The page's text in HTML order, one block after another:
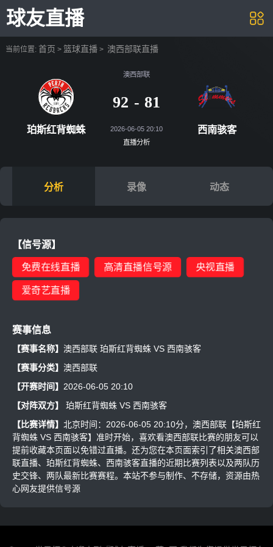
球友直播
当前位置: 首页 > 篮球直播> 澳西部联直播
92
分析 录像 动态
【信号源】
免费在线直播 高清直播信号源 央视直播
爱奇艺直播
赛事信息
【赛事名称】 澳西部联 珀斯红背蜘蛛 VS 西南骇客
【赛事分类】 澳西部联
【开赛时间】 2026-06-05 20:10
【对阵双方】
珀斯红背蜘蛛 VS 西南骇客
【比赛详情】 北京时间：2026-06-05 20:10分，澳西部联【珀斯红
背蜘蛛 VS 西南骇客】准时开始，喜欢看澳西部联比赛的朋友可以
提前收藏本页面以免错过直播。还为您在本页面索引了相关澳西部
联直播、珀斯红背蜘蛛、西南骇客直播的近期比赛列表以及两队历
史交锋、两队最新比赛赛程。本站不参与制作、不存储，资源由热
心网友提供信号源